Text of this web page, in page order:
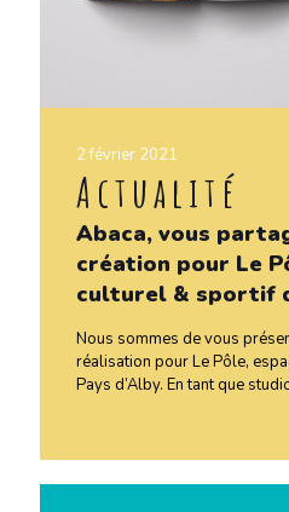
2 février 2021
Actualité
Abaca, vous
création pour Le
culturel & sportif
Nous sommes de vous
réalisation pour Le Pôle,
Pays d’Alby. En tant que